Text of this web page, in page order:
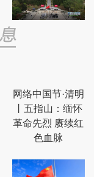
网络中国节·清明
丨五指山：缅怀
革命先烈 赓续红
色血脉